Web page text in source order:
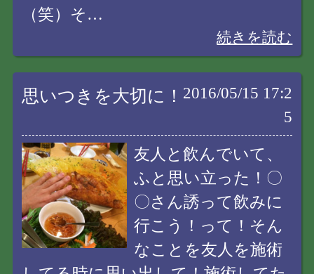
（笑）そ…
続きを読む
思いつきを大切に！ 2016/05/15 17:2
5
友人と飲んでいて、
ふと思い立った！〇
〇さん誘って飲みに
行こう！って！そん
なことを友人を施術